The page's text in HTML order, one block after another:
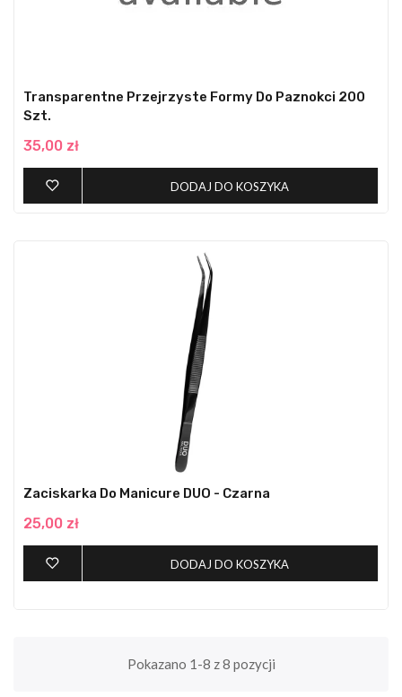
Transparentne Przejrzyste Formy Do Paznokci 200
Szt.
35,00 zł
DODAJ DO KOSZYKA
Zaciskarka Do Manicure DUO - Czarna
25,00 zł
DODAJ DO KOSZYKA
Pokazano 1-8 z 8 pozycji